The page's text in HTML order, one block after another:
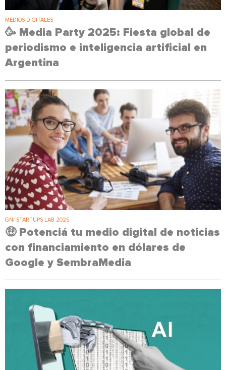
MEDIOS DIGITALES
🥳 Media Party 2025: Fiesta global de
periodismo e inteligencia artificial en
Argentina
GNI STARTUPS LAB 2025
🤑 Potenciá tu medio digital de noticias
con financiamiento en dólares de
Google y SembraMedia